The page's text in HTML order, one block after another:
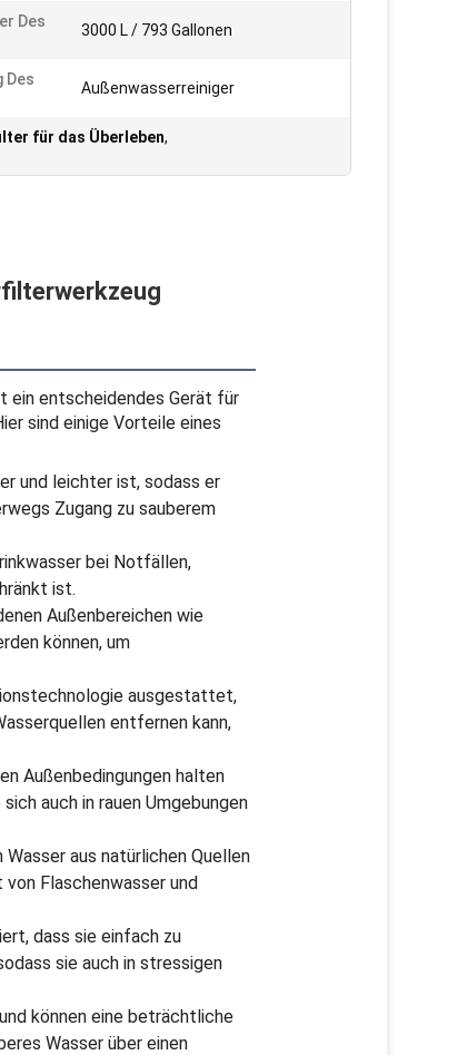
Des
3000 L / 793 Gallonen
Des
Außenwasserreiniger
für das Überleben,
ein entscheidendes Gerät für
sind einige Vorteile eines
und leichter ist, sodass er
Zugang zu sauberem
bei Notfällen,
ist.
Außenbereichen wie
können, um
ausgestattet,
entfernen kann,
Außenbedingungen halten
auch in rauen Umgebungen
aus natürlichen Quellen
Flaschenwasser und
dass sie einfach zu
sie auch in stressigen
können eine beträchtliche
Wasser über einen